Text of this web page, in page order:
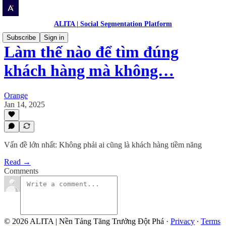
ALITA | Social Segmentation Platform
Subscribe
Sign in
Làm thế nào để tìm đúng
khách hàng mà không…
Orange
Jan 14, 2025
Vấn đề lớn nhất: Không phải ai cũng là khách hàng tiềm năng
Read →
Comments
© 2026 ALITA | Nền Tảng Tăng Trưởng Đột Phá · Privacy ∙ Terms